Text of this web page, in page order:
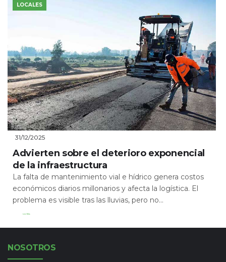
LOCALES
31/12/2025
Advierten sobre el deterioro exponencial
de la infraestructura
La falta de mantenimiento vial e hídrico genera costos
económicos diarios millonarios y afecta la logística. El
problema es visible tras las lluvias, pero no...
Leer Más
NOSOTROS